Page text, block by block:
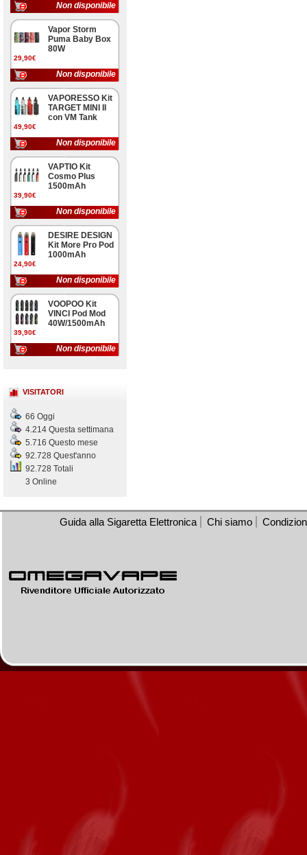
Non disponibile
29,90€
Vapor Storm
Puma Baby Box
80W
Non disponibile
49,90€
VAPORESSO Kit
TARGET MINI II
con VM Tank
Non disponibile
39,90€
VAPTIO Kit
Cosmo Plus
1500mAh
Non disponibile
24,90€
DESIRE DESIGN
Kit More Pro Pod
1000mAh
Non disponibile
39,90€
VOOPOO Kit
VINCI Pod Mod
40W/1500mAh
Non disponibile
VISITATORI
66 Oggi
4.214 Questa settimana
5.716 Questo mese
92.728 Quest'anno
92.728 Totali
3 Online
Guida alla Sigaretta Elettronica Chi siamo